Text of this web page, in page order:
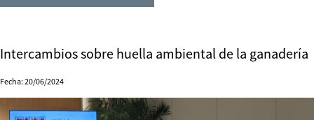
Intercambios sobre huella ambiental de la ganadería
Fecha: 20/06/2024